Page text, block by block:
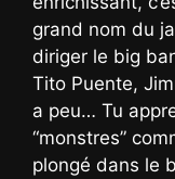
grand nom du
diriger le big
Tito Puente,
a peu… Tu
“monstres”
plongé dans le